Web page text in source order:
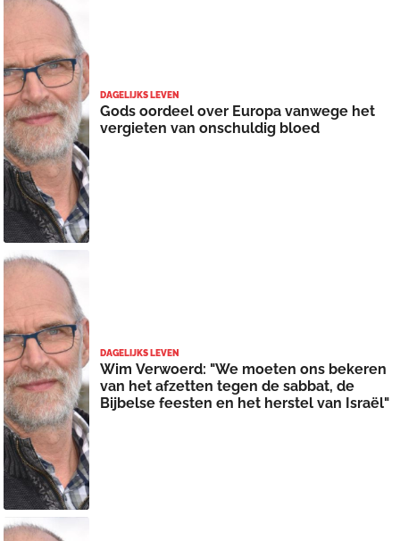
DAGELIJKS LEVEN
Gods oordeel over Europa vanwege het
vergieten van onschuldig bloed
DAGELIJKS LEVEN
Wim Verwoerd: "We moeten ons bekeren
van het afzetten tegen de sabbat, de
Bijbelse feesten en het herstel van Israël"